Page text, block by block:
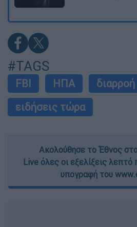
#TAGS
FBI ΗΠΑ διαρροή
ειδήσεις τώρα
Ακολούθησε το Έθνος
Live όλες οι εξελίξεις
υπογραφή του